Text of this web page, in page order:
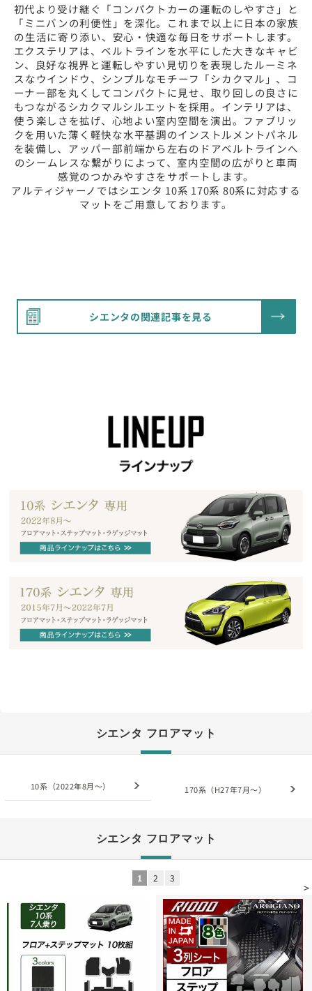
初代より受け継ぐ「コンパクトカーの運転のしやすさ」と
「ミニバンの利便性」を深化。これまで以上に日本の家族
の生活に寄り添い、安心・快適な毎日をサポートします。
エクステリアは、ベルトラインを水平にした大きなキャビ
ン、良好な視界と運転しやすい見切りを表現したルーミネ
スなウインドウ、シンプルなモチーフ「シカクマル」、コ
ーナー部を丸くしてコンパクトに見せ、取り回しの良さに
もつながるシカクマルシルエットを採用。インテリアは、
使う楽しさを拡げ、心地よい室内空間を演出。ファブリッ
クを用いた薄く軽快な水平基調のインストルメントパネル
を装備し、アッパー部前端から左右のドアベルトラインへ
のシームレスな繋がりによって、室内空間の広がりと車両
感覚のつかみやすさをサポートします。
アルティジャーノではシエンタ 10系 170系 80系に対応する
マットをご用意しております。
シエンタの関連記事を見る
シエンタ フロアマット
10系（2022年8月～） 170系（H27年7月～）
シエンタ フロアマット
>
1 2 3